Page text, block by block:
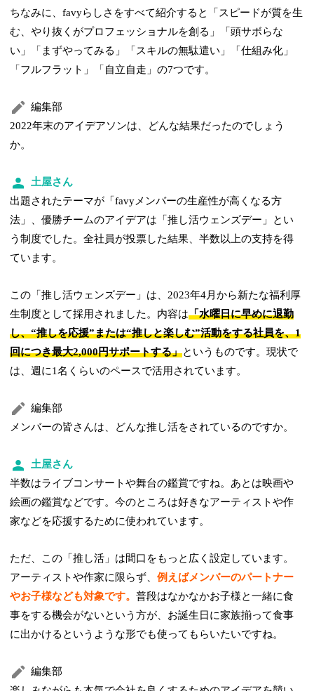
ちなみに、favyらしさをすべて紹介すると「スピードが質を生
む、やり抜くがプロフェッショナルを創る」「頭サボらな
い」「まずやってみる」「スキルの無駄遣い」「仕組み化」
「フルフラット」「自立自走」の7つです。
編集部
2022年末のアイデアソンは、どんな結果だったのでしょう
か。
土屋さん
出題されたテーマが「favyメンバーの生産性が高くなる方
法」、優勝チームのアイデアは「推し活ウェンズデー」とい
う制度でした。全社員が投票した結果、半数以上の支持を得
ています。
この「推し活ウェンズデー」は、2023年4月から新たな福利厚
生制度として採用されました。内容は「水曜日に早めに退勤
し、“推しを応援”または“推しと楽しむ”活動をする社員を、1
回につき最大2,000円サポートする」というものです。現状で
は、週に1名くらいのペースで活用されています。
編集部
メンバーの皆さんは、どんな推し活をされているのですか。
土屋さん
半数はライブコンサートや舞台の鑑賞ですね。あとは映画や
絵画の鑑賞などです。今のところは好きなアーティストや作
家などを応援するために使われています。
ただ、この「推し活」は間口をもっと広く設定しています。
アーティストや作家に限らず、例えばメンバーのパートナー
やお子様なども対象です。普段はなかなかお子様と一緒に食
事をする機会がないという方が、お誕生日に家族揃って食事
に出かけるというような形でも使ってもらいたいですね。
編集部